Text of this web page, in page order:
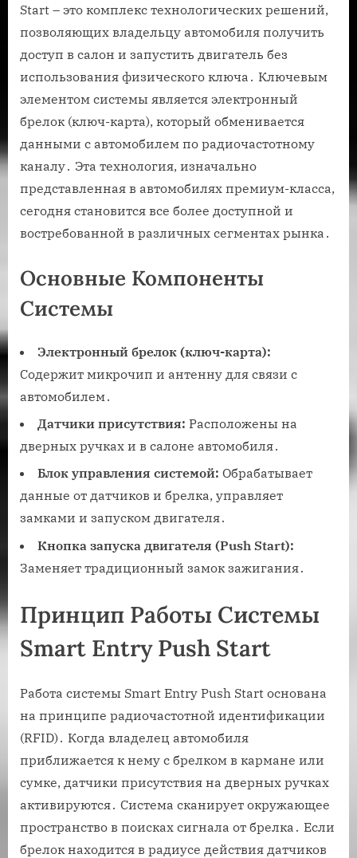
Start – это комплекс технологических решений,
позволяющих владельцу автомобиля получить
доступ в салон и запустить двигатель без
использования физического ключа․ Ключевым
элементом системы является электронный
брелок (ключ-карта), который обменивается
данными с автомобилем по радиочастотному
каналу․ Эта технология, изначально
представленная в автомобилях премиум-класса,
сегодня становится все более доступной и
востребованной в различных сегментах рынка․
Основные Компоненты
Системы
Электронный брелок (ключ-карта):
Содержит микрочип и антенну для связи с
автомобилем․
Датчики присутствия: Расположены на
дверных ручках и в салоне автомобиля․
Блок управления системой: Обрабатывает
данные от датчиков и брелка, управляет
замками и запуском двигателя․
Кнопка запуска двигателя (Push Start):
Заменяет традиционный замок зажигания․
Принцип Работы Системы
Smart Entry Push Start
Работа системы Smart Entry Push Start основана
на принципе радиочастотной идентификации
(RFID)․ Когда владелец автомобиля
приближается к нему с брелком в кармане или
сумке, датчики присутствия на дверных ручках
активируются․ Система сканирует окружающее
пространство в поисках сигнала от брелка․ Если
брелок находится в радиусе действия датчиков